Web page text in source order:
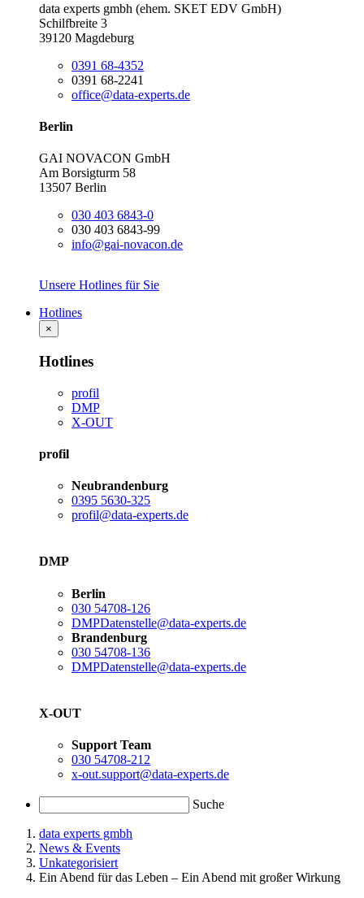
data experts gmbh (ehem. SKET EDV GmbH)
Schilfbreite 3
39120 Magdeburg
0391 68-4352
0391 68-2241
office@data-experts.de
Berlin
GAI NOVACON GmbH
Am Borsigturm 58
13507 Berlin
030 403 6843-0
030 403 6843-99
info@gai-novacon.de
Unsere Hotlines für Sie
Hotlines
×
Hotlines
profil
DMP
X-OUT
profil
Neubrandenburg
0395 5630-325
profil@data-experts.de
DMP
Berlin
030 54708-126
DMPDatenstelle@data-experts.de
Brandenburg
030 54708-136
DMPDatenstelle@data-experts.de
X-OUT
Support Team
030 54708-212
x-out.support@data-experts.de
Suche
data experts gmbh
News & Events
Unkategorisiert
Ein Abend für das Leben – Ein Abend mit großer Wirkung